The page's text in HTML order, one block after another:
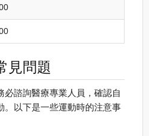
見問題
必諮詢醫療專業人員，確認自
。以下是一些運動時的注意事